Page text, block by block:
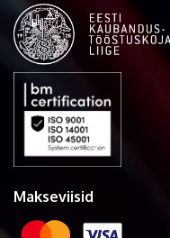
Makseviisid